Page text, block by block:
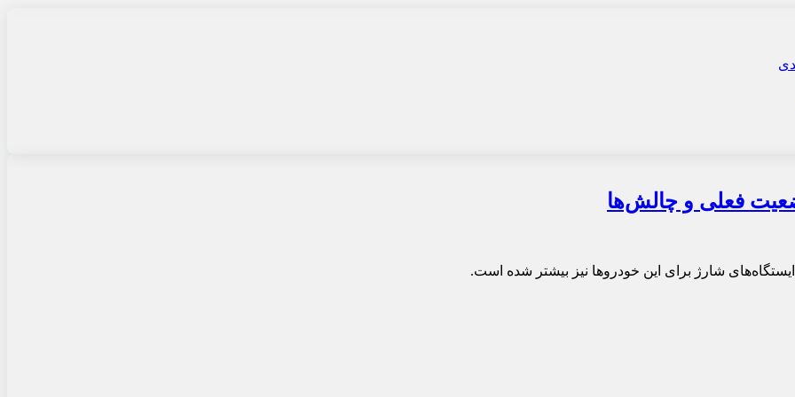
فعلی و چالش‌ها
شارژ برای این خودروها نیز بیشتر شده است.